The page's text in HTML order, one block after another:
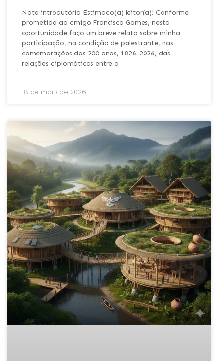
Nota introdutória Estimado(a) leitor(a)! Conforme
prometido ao amigo Francisco Gomes, nesta
oportunidade faço um breve relato sobre minha
participação, na condição de palestrante, nas
comemorações dos 200 anos, 1826-2026, das
relações diplomáticas entre o
18 de maio de 2026